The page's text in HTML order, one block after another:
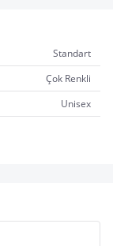
Standart
Çok Renkli
Unisex